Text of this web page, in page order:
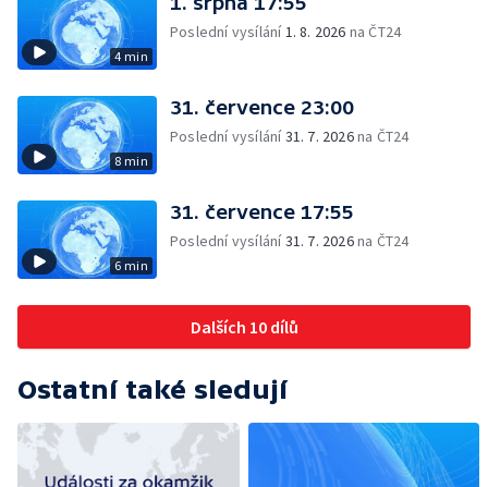
4 min
Poslední vysílání1. 8. 2026 na ČT24
8 min
31. července 23:00
Poslední vysílání31. 7. 2026na ČT24
6 min
31. července 17:55
Poslední vysílání31. 7. 2026na ČT24
Dalších 10 dílů
Ostatní také sledují